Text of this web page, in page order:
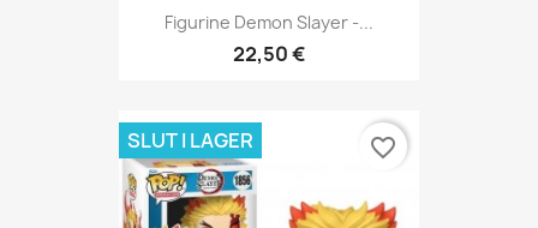
Figurine Demon Slayer -...
22,50 €
SLUT I LAGER favorite_border